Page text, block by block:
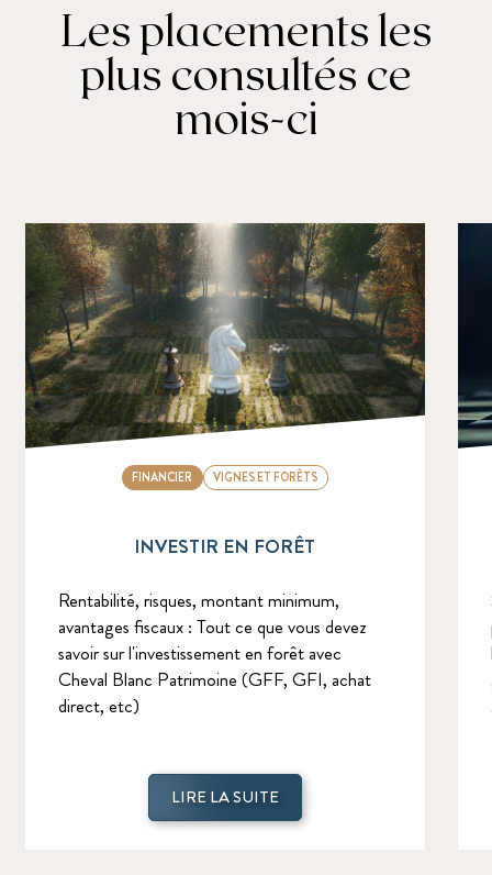
Les placements les
plus consultés ce
mois-ci
VIGNES ET FORÊTS
FINANCIER
INVESTIR EN FORÊT
Rentabilité, risques, montant minimum,
avantages fiscaux : Tout ce que vous devez
savoir sur l'investissement en forêt avec
Cheval Blanc Patrimoine (GFF, GFI, achat
direct, etc)
LIRE LA SUITE